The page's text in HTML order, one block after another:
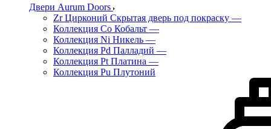
Двери Aurum Doors
Zr Цирконий Скрытая дверь под покраску —
Коллекция Co Кобальт —
Коллекция Ni Никель —
Коллекция Pd Палладий —
Коллекция Pt Платина —
Коллекция Pu Плутоний